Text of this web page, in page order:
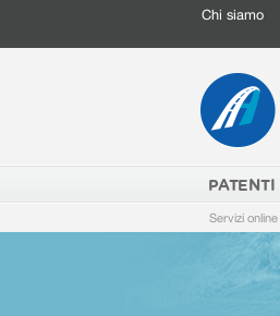
Chi siamo
PATENTI
Servizi online